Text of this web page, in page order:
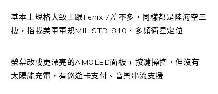
基本上規格大致上跟Fenix 7差不多，同樣都是陸海空三
棲，搭載美軍軍規MIL-STD-810、多頻衛星定位
螢幕改成更漂亮的AMOLED面板 + 按鍵操控，但沒有
太陽能充電，有悠遊卡支付、音樂串流支援